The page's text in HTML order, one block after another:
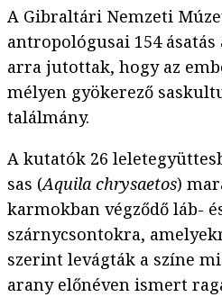
A Gibraltári Nemzeti
antropológusai 154 ásatás
arra jutottak, hogy az
mélyen gyökerező
találmány.
A kutatók 26
sas (Aquila chrysaetos)
karmokban végződő láb-
szárnycsontokra,
szerint levágták a színe
arany előnéven ismert